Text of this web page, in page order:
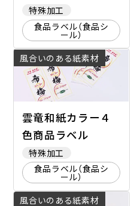
特殊加工
食品ラベル（食品シ
ール）
風合いのある紙素材
雲竜和紙カラー４
色商品ラベル
特殊加工
食品ラベル（食品シ
ール）
風合いのある紙素材